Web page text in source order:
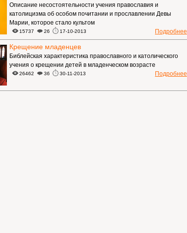
Описание несостоятельности учения православия и
католицизма об особом почитании и прославлении Девы
Марии, которое стало культом
15737 26 17-10-2013 Подробнее
Крещение младенцев
Библейская характеристика православного и католического
учения о крещении детей в младенческом возрасте
26462 36 30-11-2013 Подробнее